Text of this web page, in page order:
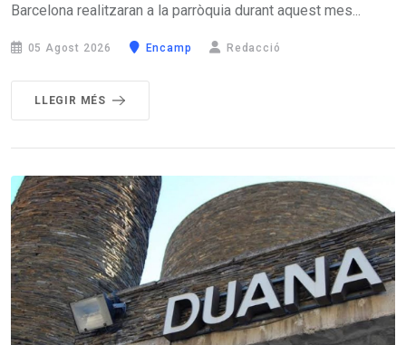
Barcelona realitzaran a la parròquia durant aquest mes...
05 Agost 2026 Encamp Redacció
LLEGIR MÉS